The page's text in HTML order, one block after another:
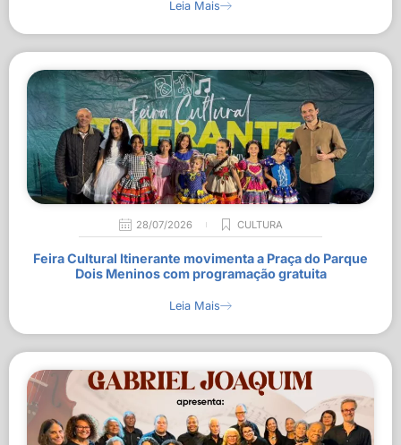
Leia Mais
28/07/2026 CULTURA
Feira Cultural Itinerante movimenta a Praça do Parque
Dois Meninos com programação gratuita
Leia Mais